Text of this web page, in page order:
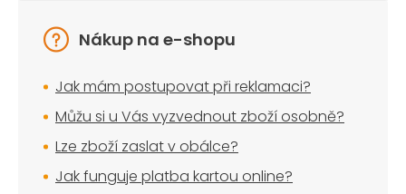
Nákup na e-shopu
Jak mám postupovat při reklamaci?
Můžu si u Vás vyzvednout zboží osobně?
Lze zboží zaslat v obálce?
Jak funguje platba kartou online?